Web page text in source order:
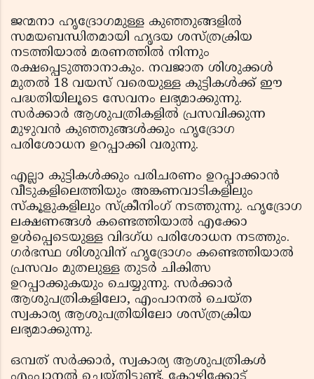
ജന്മനാ ഹൃദ്രോഗമുള്ള കുഞ്ഞുങ്ങളില്‍
സമയബന്ധിതമായി ഹൃദയ ശസ്ത്രക്രിയ
നടത്തിയാല്‍ മരണത്തില്‍ നിന്നും
രക്ഷപ്പെടുത്താനാകും. നവജാത ശിശുക്കള്‍
മുതല്‍ 18 വയസ് വരെയുള്ള കുട്ടികള്‍ക്ക് ഈ
പദ്ധതിയിലൂടെ സേവനം ലഭ്യമാക്കുന്നു.
സര്‍ക്കാര്‍ ആശുപത്രികളില്‍ പ്രസവിക്കുന്ന
മുഴുവന്‍ കുഞ്ഞുങ്ങള്‍ക്കും ഹൃദ്രോഗ
പരിശോധന ഉറപ്പാക്കി വരുന്നു.
എല്ലാ കുട്ടികള്‍ക്കും പരിചരണം ഉറപ്പാക്കാന്‍
വീടുകളിലെത്തിയും അങ്കണവാടികളിലും
സ്‌കൂളുകളിലും സ്‌ക്രീനിംഗ് നടത്തുന്നു. ഹൃദ്രോഗ
ലക്ഷണങ്ങള്‍ കണ്ടെത്തിയാല്‍ എക്കോ
ഉള്‍പ്പെടെയുള്ള വിദഗ്ധ പരിശോധന നടത്തും.
ഗര്‍ഭസ്ഥ ശിശുവിന് ഹൃദ്രോഗം കണ്ടെത്തിയാല്‍
പ്രസവം മുതലുള്ള തുടര്‍ ചികിത്സ
ഉറപ്പാക്കുകയും ചെയ്യുന്നു. സര്‍ക്കാര്‍
ആശുപത്രികളിലോ, എംപാനല്‍ ചെയ്ത
സ്വകാര്യ ആശുപത്രിയിലോ ശസ്ത്രക്രിയ
ലഭ്യമാക്കുന്നു.
ഒമ്പത് സര്‍ക്കാര്‍, സ്വകാര്യ ആശുപത്രികള്‍